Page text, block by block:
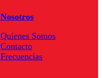
Nosotros
Quienes Somos
Contacto
Frecuencias